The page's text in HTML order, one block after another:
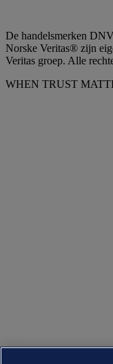
De handelsmerken
Norske Veritas® zijn
Veritas groep. Alle
WHEN TRUST